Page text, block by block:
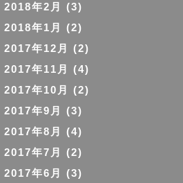
2018年2月
(3)
2018年1月
(2)
2017年12月
(2)
2017年11月
(4)
2017年10月
(2)
2017年9月
(3)
2017年8月
(4)
2017年7月
(2)
2017年6月
(3)